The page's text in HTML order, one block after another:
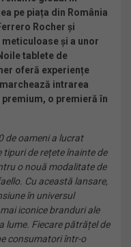
pe piața din România
Rocher și
și a unor
tablete de
oferă experiențe
intrarea
o premieră în
de oameni a lucrat
de rețete înainte de
o nouă modalitate de
Cu această lansare,
în universul
iconice branduri ale
lume. Fiecare pătrățel de
consumatori într-o